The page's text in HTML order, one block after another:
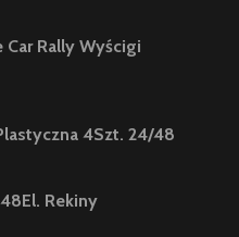
Car Rally Wyścigi
4Szt. 24/48
Rekiny